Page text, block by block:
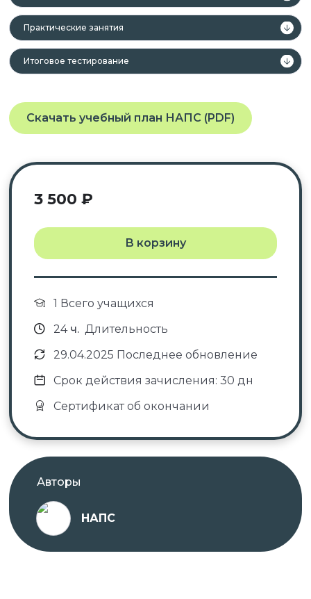
Практические занятия
Итоговое тестирование
Скачать учебный план НАПС (PDF)
3 500 ₽
В корзину
1 Всего учащихся
24ч. Длительность
29.04.2025 Последнее обновление
Срок действия зачисления: 30 дн
Сертификат об окончании
Авторы
НАПС